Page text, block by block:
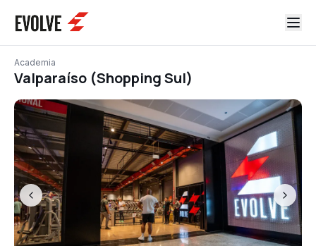
Academia
Valparaíso (Shopping Sul)